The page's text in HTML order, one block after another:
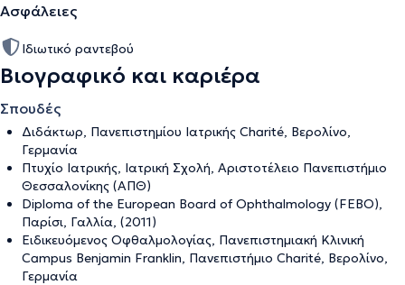
Ασφάλειες
Ιδιωτικό ραντεβού
Βιογραφικό και καριέρα
Σπουδές
Διδάκτωρ, Πανεπιστημίου Ιατρικής Charité, Βερολίνο,
Γερμανία
Πτυχίο Ιατρικής, Ιατρική Σχολή, Αριστοτέλειο Πανεπιστήμιο
Θεσσαλονίκης (ΑΠΘ)
Diploma of the European Board of Ophthalmology (FEBO),
Παρίσι, Γαλλία, (2011)
Ειδικευόμενος Οφθαλμολογίας, Πανεπιστημιακή Κλινική
Campus Benjamin Franklin, Πανεπιστήμιο Charité, Βερολίνο,
Γερμανία